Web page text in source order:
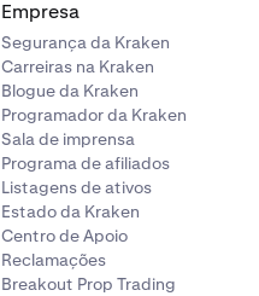
Empresa
Segurança da Kraken
Carreiras na Kraken
Blogue da Kraken
Programador da Kraken
Sala de imprensa
Programa de afiliados
Listagens de ativos
Estado da Kraken
Centro de Apoio
Reclamações
Breakout Prop Trading